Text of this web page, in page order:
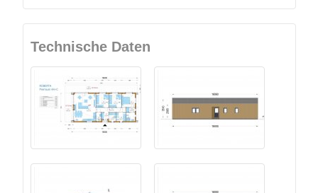
Technische Daten